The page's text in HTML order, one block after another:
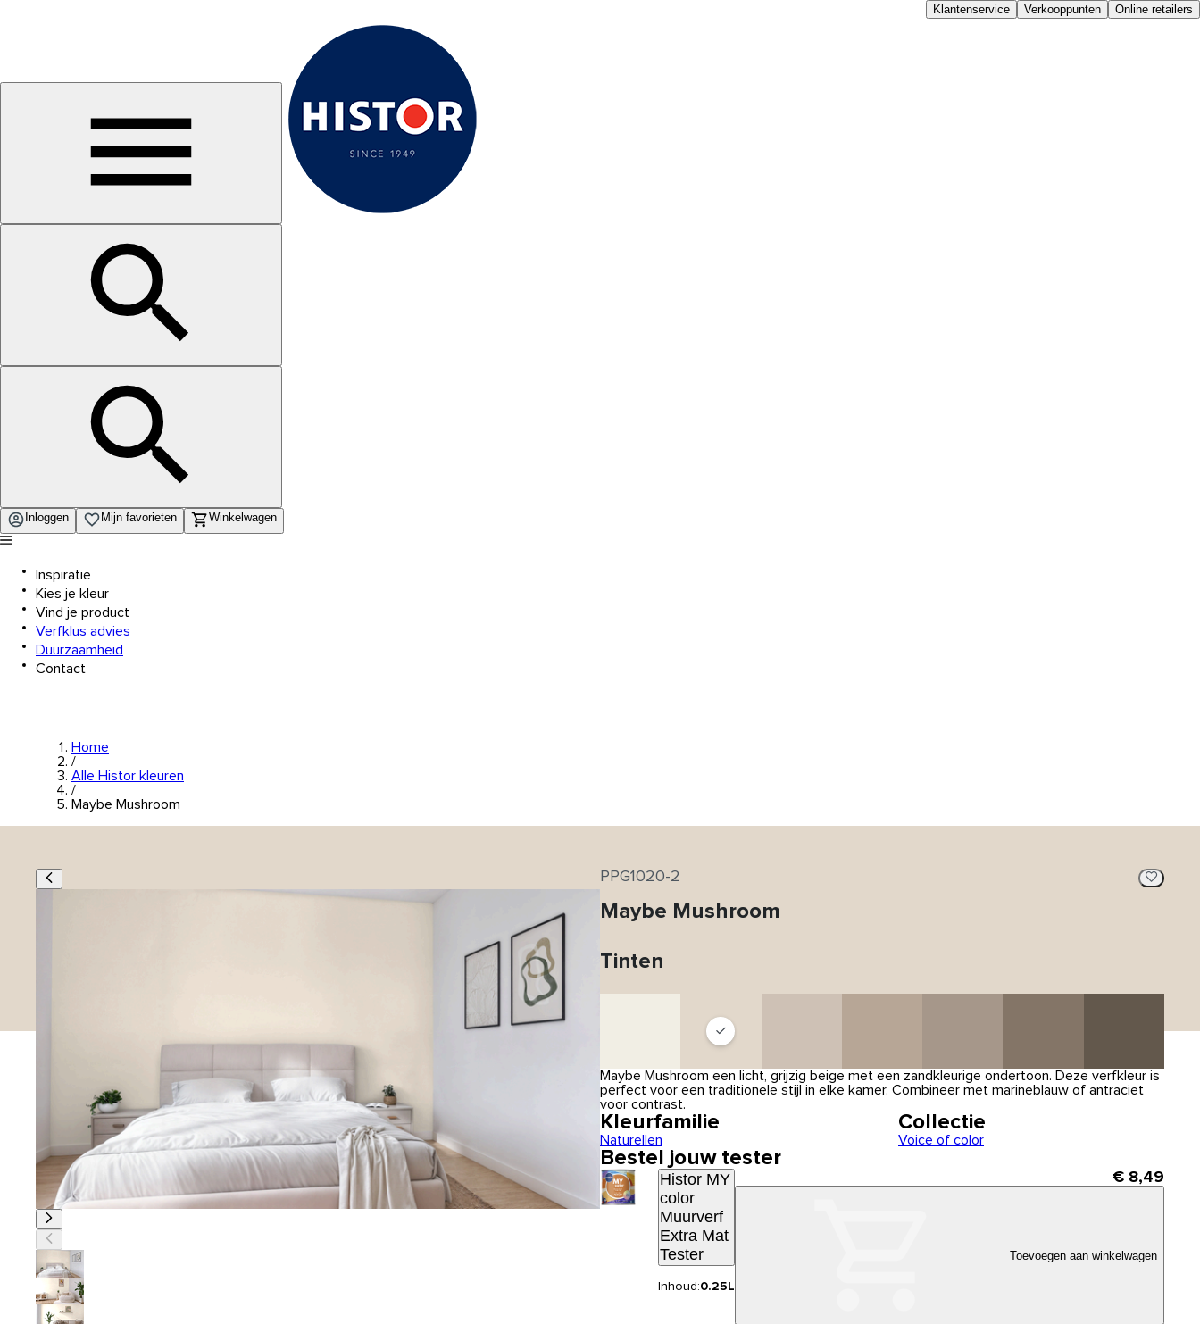
Klantenservice Verkooppunten Online retailers
Inloggen Mijn favorieten Winkelwagen
Inspiratie
Kies je kleur
Vind je product
Verfklus advies
Duurzaamheid
Contact
Home
/
Alle Histor kleuren
/
Maybe Mushroom
PPG1020-2
Maybe Mushroom
Tinten
Maybe Mushroom een licht, grijzig beige met een zandkleurige ondertoon. Deze verfkleur is
perfect voor een traditionele stijl in elke kamer. Combineer met marineblauw of antraciet
voor contrast.
Kleurfamilie
Naturellen
Collectie
Voice of color
Bestel jouw tester
Histor MY
color
Muurverf
Extra Mat
Tester
Inhoud:0.25L
€ 8,49
Toevoegen aan winkelwagen